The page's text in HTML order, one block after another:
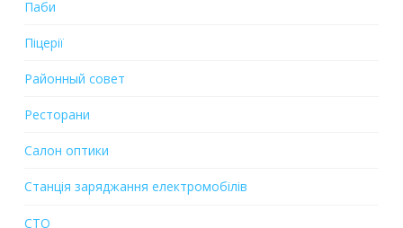
Паби
Піцерії
Районный совет
Ресторани
Салон оптики
Станція заряджання електромобілів
СТО